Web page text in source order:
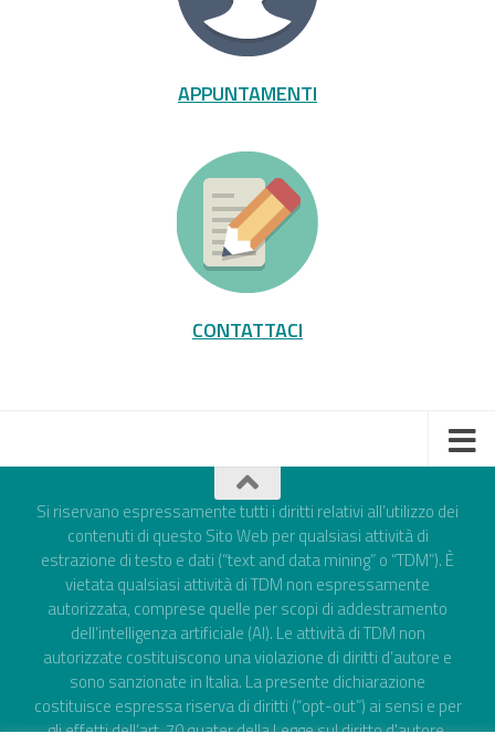
APPUNTAMENTI
CONTATTACI
Si riservano espressamente tutti i diritti relativi all’utilizzo dei
contenuti di questo Sito Web per qualsiasi attività di
estrazione di testo e dati (“text and data mining” o “TDM”). È
vietata qualsiasi attività di TDM non espressamente
autorizzata, comprese quelle per scopi di addestramento
dell’intelligenza artificiale (AI). Le attività di TDM non
autorizzate costituiscono una violazione di diritti d’autore e
sono sanzionate in Italia. La presente dichiarazione
costituisce espressa riserva di diritti (“opt-out”) ai sensi e per